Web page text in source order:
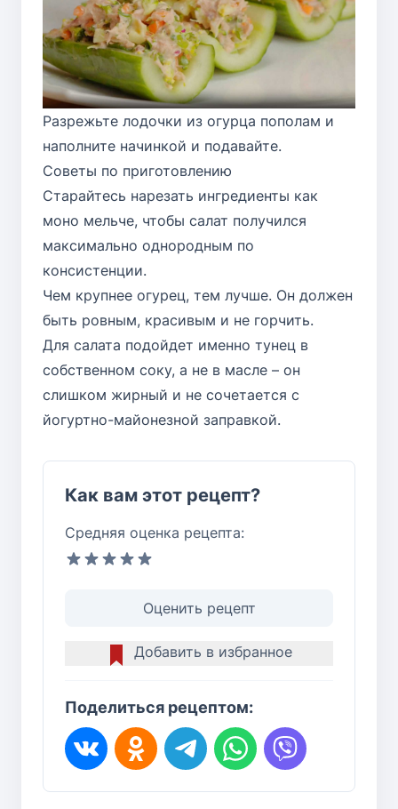
Разрежьте лодочки из огурца пополам и
наполните начинкой и подавайте.
Советы по приготовлению
Старайтесь нарезать ингредиенты как
моно мельче, чтобы салат получился
максимально однородным по
консистенции.
Чем крупнее огурец, тем лучше. Он должен
быть ровным, красивым и не горчить.
Для салата подойдет именно тунец в
собственном соку, а не в масле – он
слишком жирный и не сочетается с
йогуртно-майонезной заправкой.
Как вам этот рецепт?
Средняя оценка рецепта:
Оценить рецепт
Добавить в избранное
Поделиться рецептом: